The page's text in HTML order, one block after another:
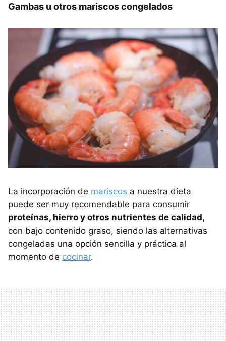
Gambas u otros mariscos congelados
La incorporación de mariscos a nuestra dieta
puede ser muy recomendable para consumir
proteínas, hierro y otros nutrientes de calidad,
con bajo contenido graso, siendo las alternativas
congeladas una opción sencilla y práctica al
momento de cocinar.